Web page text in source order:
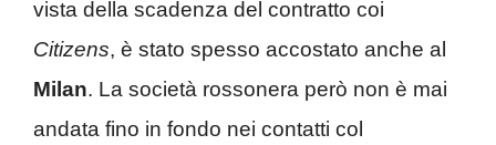
Citizens
, è stato spesso accostato anche al
Milan
. La società rossonera però non è mai
andata fino in fondo nei contatti col